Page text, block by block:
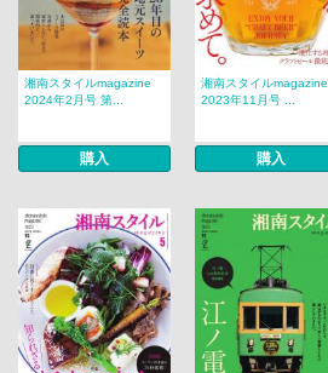
湘南スタイルmagazine
2024年2月号 第...
購入
湘南スタイルmagazine
2023年11月号 ...
購入